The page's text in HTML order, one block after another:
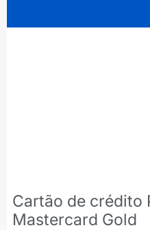
Cartão de crédito
Mastercard Gold